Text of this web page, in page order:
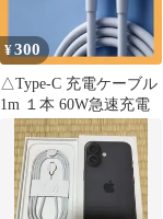
¥300
△Type-C 充電ケーブル
1m １本 60W急速充電